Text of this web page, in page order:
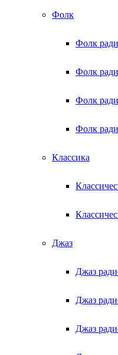
Фолк
Фолк
Фолк
Фолк
Фолк
Классика
Джаз
Джаз
Джаз
Джаз